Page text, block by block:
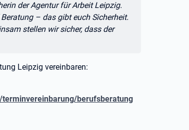
der Agentur für Arbeit Leipzig.
– das gibt euch Sicherheit.
stellen wir sicher, dass der
Leipzig vereinbaren:
berufsberatung